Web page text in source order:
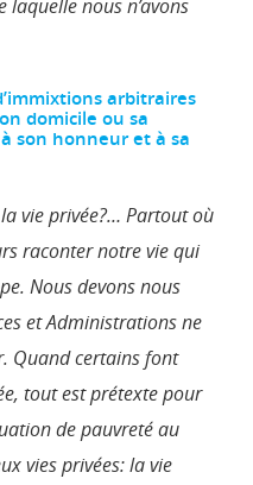
laquelle nous n’avons
arbitraires
domicile ou sa
son honneur et à sa
vie privée?… Partout où
raconter notre vie qui
Nous devons nous
et Administrations ne
Quand certains font
tout est prétexte pour
de pauvreté au
vies privées: la vie